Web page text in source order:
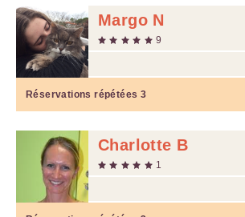
Margo N
9
Réservations répétées 3
Charlotte B
1